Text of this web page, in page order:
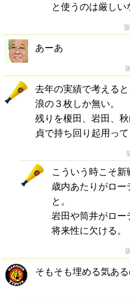
と使うのは厳しい
阪
あーあ
去年の実績で考える
浪の３枚しか無い。
残りを榎田、岩田、
貞で持ち回り起用っ
こういう時こそ新
歳内あたりがロ
と。
岩田や筒井がロ
将来性に欠ける。
そもそも埋める気ある